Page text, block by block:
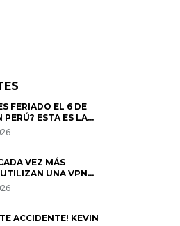
FERIADO EL 6 DE
PERÚ? ESTA ES LA
VEZ MÁS
UNA VPN
SU
ACCIDENTE! KEVIN